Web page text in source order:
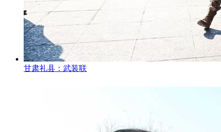
甘肃礼县：武装联